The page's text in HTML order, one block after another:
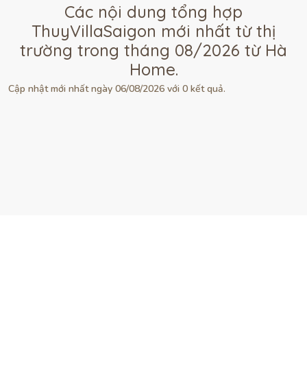
Các nội dung tổng hợp
ThuyVillaSaigon mới nhất từ thị
trường trong tháng 08/2026 từ Hà
Home.
Cập nhật mới nhất ngày 06/08/2026 với 0 kết quả.